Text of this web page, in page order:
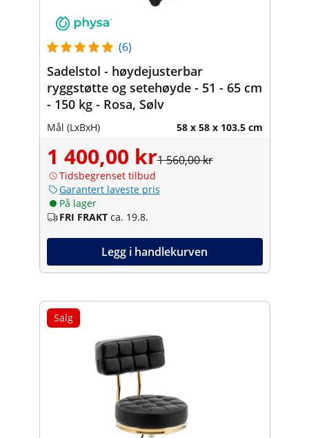
(6)
Sadelstol - høydejusterbar
ryggstøtte og setehøyde - 51 - 65 cm
- 150 kg - Rosa, Sølv
Mål (LxBxH) 58 x 58 x 103.5 cm
1 400,00 kr1 560,00 kr
Tidsbegrenset tilbud
Garantert laveste pris
På lager
FRI FRAKT ca. 19.8.
Legg i handlekurven
Salg